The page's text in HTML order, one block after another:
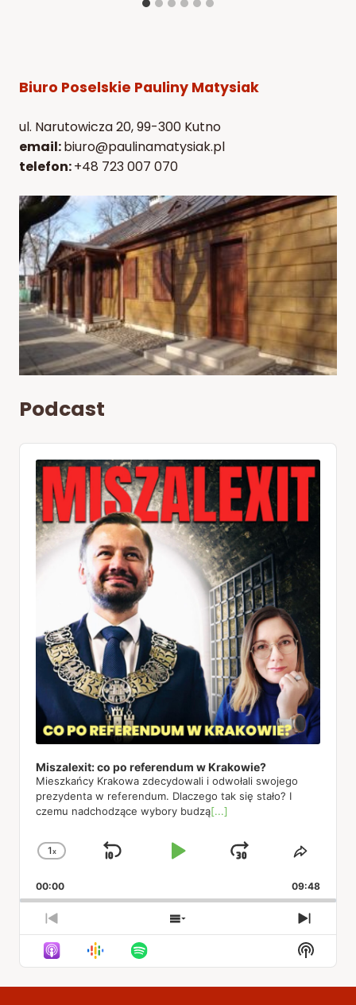
Biuro Poselskie Pauliny Matysiak
ul. Narutowicza 20, 99-300 Kutno
email:biuro@paulinamatysiak.pl
telefon:+48 723 007 070
Podcast
Audio
Player
Miszalexit: co po referendum w Krakowie?
Mieszkańcy Krakowa zdecydowali i odwołali swojego
prezydenta w referendum. Dlaczego tak się stało? I
czemu nadchodzące wybory budzą[...]
Change
Rate
1x
Skip
Play
Jump
Forward
Share
00:00 09:48
Previous
Episode
Show
Episodes
Next
Show